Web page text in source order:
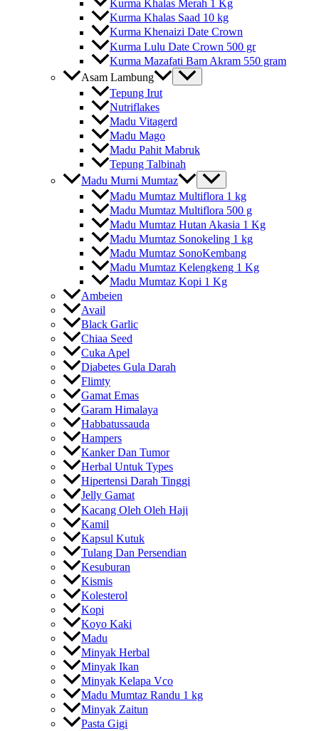
Kurma Khalas Merah 1 Kg
Kurma Khalas Saad 10 kg
Kurma Khenaizi Date Crown
Kurma Lulu Date Crown 500 gr
Kurma Mazafati Bam Akram 550 gram
Asam Lambung
Tepung Irut
Nutriflakes
Madu Vitagerd
Madu Mago
Madu Pahit Mabruk
Tepung Talbinah
Madu Murni Mumtaz
Madu Mumtaz Multiflora 1 kg
Madu Mumtaz Multiflora 500 g
Madu Mumtaz Hutan Akasia 1 Kg
Madu Mumtaz Sonokeling 1 kg
Madu Mumtaz SonoKembang
Madu Mumtaz Kelengkeng 1 Kg
Madu Mumtaz Kopi 1 Kg
Ambeien
Avail
Black Garlic
Chiaa Seed
Cuka Apel
Diabetes Gula Darah
Flimty
Gamat Emas
Garam Himalaya
Habbatussauda
Hampers
Kanker Dan Tumor
Herbal Untuk Types
Hipertensi Darah Tinggi
Jelly Gamat
Kacang Oleh Oleh Haji
Kamil
Kapsul Kutuk
Tulang Dan Persendian
Kesuburan
Kismis
Kolesterol
Kopi
Koyo Kaki
Madu
Minyak Herbal
Minyak Ikan
Minyak Kelapa Vco
Madu Mumtaz Randu 1 kg
Minyak Zaitun
Pasta Gigi